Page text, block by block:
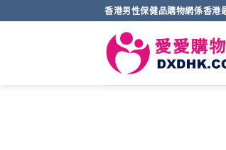
to
香港男性保健品購物網係香港